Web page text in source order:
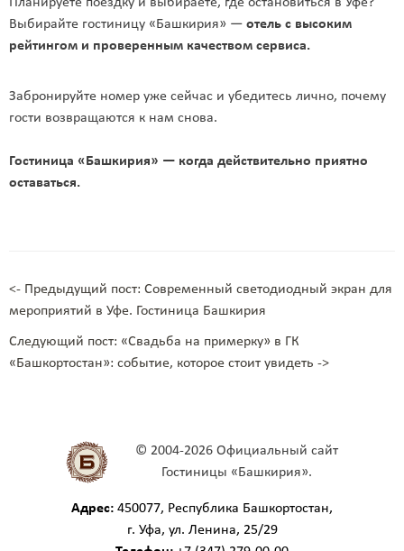
Выбирайте гостиницу «Башкирия» — отель с высоким
рейтингом и проверенным качеством сервиса.
Забронируйте номер уже сейчас и убедитесь лично, почему
гости возвращаются к нам снова.
Гостиница «Башкирия» — когда действительно приятно
оставаться.
<- Предыдущий пост: Современный светодиодный экран для
мероприятий в Уфе. Гостиница Башкирия
Следующий пост: «Свадьба на примерку» в ГК
«Башкортостан»: событие, которое стоит увидеть ->
© 2004-2026 Официальный сайт
Гостиницы «Башкирия».
Адрес: 450077, Республика Башкортостан,
г. Уфа, ул. Ленина, 25/29